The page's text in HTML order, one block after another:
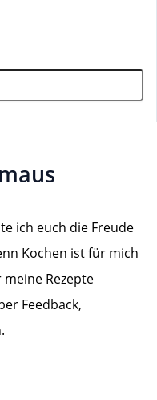
ich euch die Freude
Kochen ist für mich
Rezepte
Feedback,